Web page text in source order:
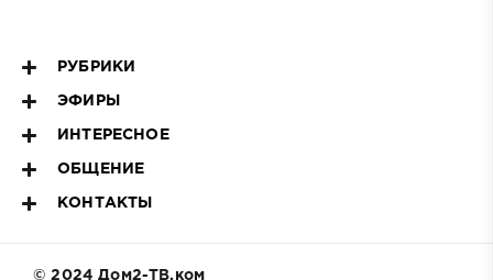
РУБРИКИ
ЭФИРЫ
ИНТЕРЕСНОЕ
ОБЩЕНИЕ
КОНТАКТЫ
© 2024 Дом2-ТВ.ком